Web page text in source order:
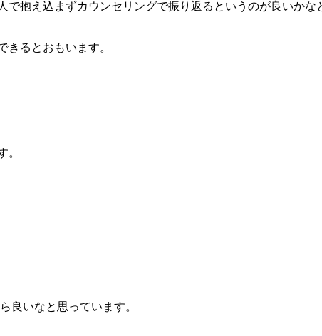
抱え込まずカウンセリングで振り返るというのが良いかな
るとおもいます。
。
良いなと思っています。